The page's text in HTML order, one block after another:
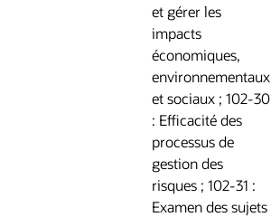
et gérer les
impacts
économiques,
environnementaux
et sociaux ; 102-30
: Efficacité des
processus de
gestion des
risques ; 102-31 :
Examen des sujets